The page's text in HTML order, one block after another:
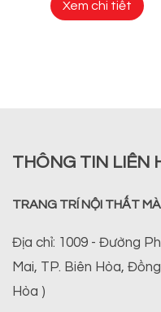
Xem chi tiết
THÔNG TIN LIÊN
TRANG TRÍ NỘI THẤT
Địa chỉ: 1009 - Đường
Mai, TP. Biên Hòa,
Hòa )